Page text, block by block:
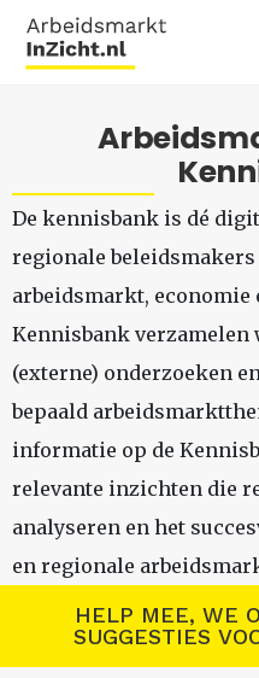
De kennisbank is dé
regionale beleidsmakers
arbeidsmarkt, economie
Kennisbank verzamelen
(externe) onderzoeken
bepaald
informatie op de
relevante inzichten die
analyseren en het
en regionale
HELP MEE, WE
SUGGESTIES